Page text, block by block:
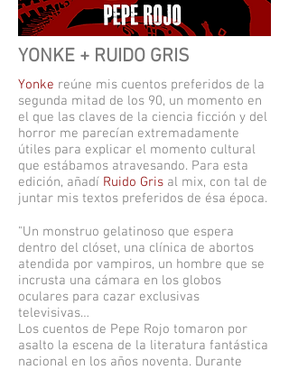
YONKE + RUIDO GRIS
Yonke reúne mis cuentos preferidos de la
segunda mitad de los 90, un momento en
el que las claves de la ciencia ficción y del
horror me parecían extremadamente
útiles para explicar el momento cultural
que estábamos atravesando. Para esta
edición, añadí Ruido Gris al mix, con tal de
juntar mis textos preferidos de ésa época.
"Un monstruo gelatinoso que espera
dentro del clóset, una clínica de abortos
atendida por vampiros, un hombre que se
incrusta una cámara en los globos
oculares para cazar exclusivas
televisivas…
Los cuentos de Pepe Rojo tomaron por
asalto la escena de la literatura fantástica
nacional en los años noventa. Durante